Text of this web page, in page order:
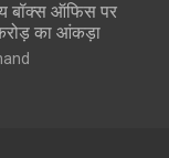
बॉक्स ऑफिस पर
का आंकड़ा